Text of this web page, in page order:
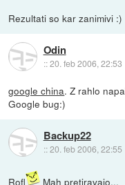
Rezultati so kar zanimivi :)
Odin
::20. feb 2006, 22:53
google china. Z rahlo
Google bug:)
Backup22
::20. feb 2006, 22:55
Rofl Mah pretiravajo...